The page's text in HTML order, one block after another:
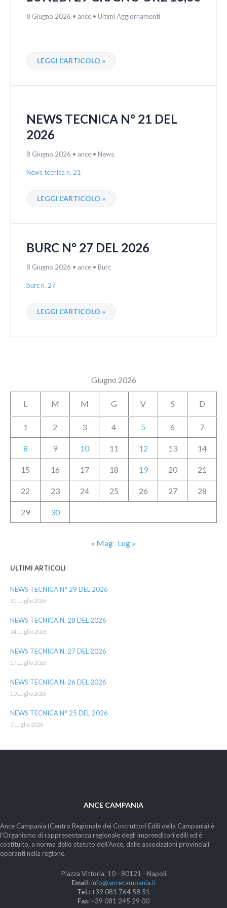
8 Giugno 2026 • ance • Ultimi Aggiornamenti
LEGGI L'ARTICOLO »
NEWS TECNICA N° 21 DEL
2026
8 Giugno 2026 • ance • News
News tecnica n. 21
LEGGI L'ARTICOLO »
BURC N° 27 DEL 2026
8 Giugno 2026 • ance • Burc
burc n. 27
LEGGI L'ARTICOLO »
Giugno 2026
L M M G V S D
1 2 3 4 5 6 7
8 9 10 11 12 13 14
15 16 17 18 19 20 21
22 23 24 25 26 27 28
29 30
« Mag Lug »
ULTIMI ARTICOLI
NEWS TECNICA N° 29 DEL 2026
31 Luglio 2026
NEWS TECNICA N. 28 DEL 2026
24 Luglio 2026
NEWS TECNICA N. 27 DEL 2026
17 Luglio 2026
NEWS TECNICA N. 26 DEL 2026
10 Luglio 2026
NEWS TECNICA N° 25 DEL 2026
3 Luglio 2026
ANCE CAMPANIA
Ance Campania (Centro Regionale dei Costruttori Edili della Campania) è
l’Organismo di rappresentanza regionale degli imprenditori edili ed è
costituito, a norma dello statuto dell’Ance, dalle associazioni provinciali
operanti nella regione.
Piazza Vittoria, 10 - 80121 - Napoli
Email:info@ancecampania.it
Tel.:+39 081 764 58 51
Fax:+39 081 245 29 00